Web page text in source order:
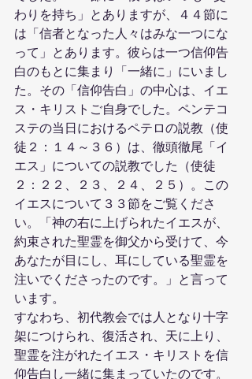
わりを持ち」とありますが、４４節に
は「信者となった人々はみな一つにな
って」とあります。彼らは一つ信仰告
白のもとに集まり「一緒に」にいまし
た。その「信仰告白」の中心は、イエ
ス・キリストご自身でした。ペンテコ
ステの当日におけるペテロの説教（使
徒２：１４～３６）は、徹頭徹尾「イ
エス」についての説教でした（使徒
２：２２、２３、２４、２５）。この
イエスについて３３節をご覧くださ
い。「神の右に上げられたイエスが、
約束された聖霊を御父から受けて、今
あなたが目にし、耳にしている聖霊を
注いでくださったのです。」と言って
います。
すなわち、初代教会では人となり十字
架につけられ、復活され、天に上り、
聖霊を注がれたイエス・キリストを信
仰告白し一緒に集まっていたのです。